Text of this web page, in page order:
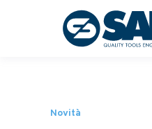
Novità